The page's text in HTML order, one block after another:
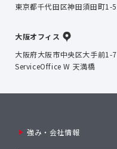
東京都千代田区神田須田町1-
大阪オフィス
大阪府大阪市中央区大手前1-
ServiceOffice W 天満橋
強み・会社情報